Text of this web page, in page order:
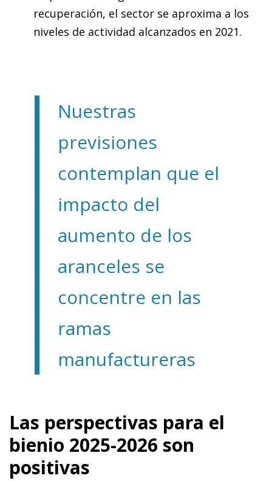
recuperación, el sector se aproxima a los
niveles de actividad alcanzados en 2021.
Nuestras
previsiones
contemplan que el
impacto del
aumento de los
aranceles se
concentre en las
ramas
manufactureras
Las perspectivas para el
bienio 2025-2026 son
positivas